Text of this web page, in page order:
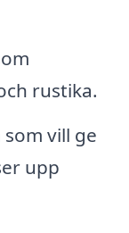
rustika.
som vill ge
upp